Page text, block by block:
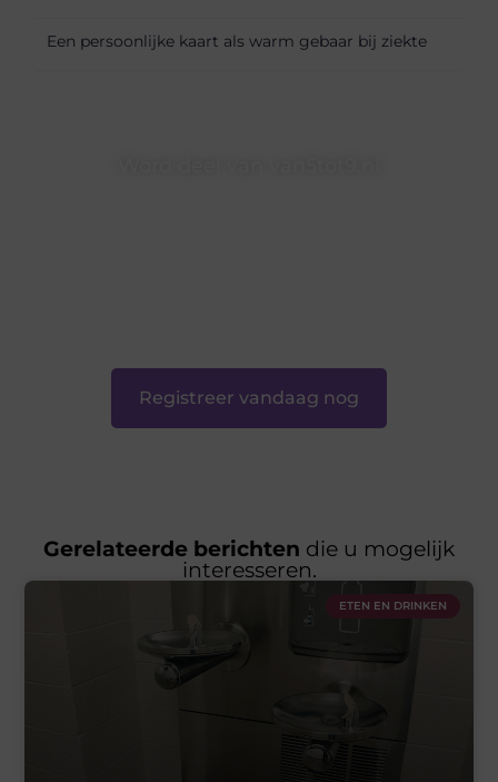
Een persoonlijke kaart als warm gebaar bij ziekte
Registreer vandaag nog
Gerelateerde berichten die u mogelijk
interesseren.
ETEN EN DRINKEN